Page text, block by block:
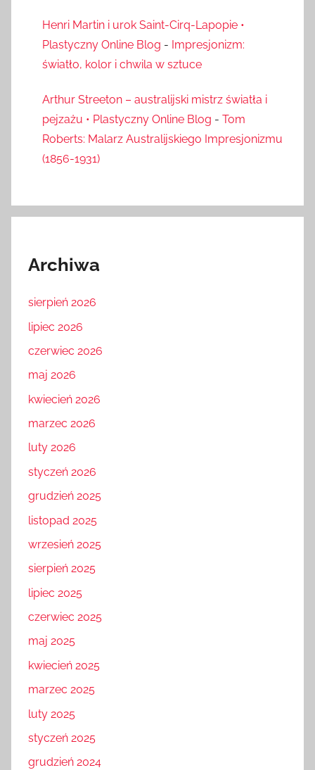
Henri Martin i urok Saint-Cirq-Lapopie •
Plastyczny Online Blog - Impresjonizm:
światło, kolor i chwila w sztuce
Arthur Streeton – australijski mistrz światła i
pejzażu • Plastyczny Online Blog - Tom
Roberts: Malarz Australijskiego Impresjonizmu
(1856-1931)
Archiwa
sierpień 2026
lipiec 2026
czerwiec 2026
maj 2026
kwiecień 2026
marzec 2026
luty 2026
styczeń 2026
grudzień 2025
listopad 2025
wrzesień 2025
sierpień 2025
lipiec 2025
czerwiec 2025
maj 2025
kwiecień 2025
marzec 2025
luty 2025
styczeń 2025
grudzień 2024